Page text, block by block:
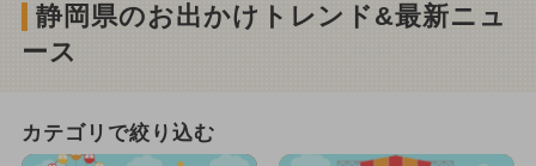
静岡県のお出かけトレンド&最新ニュ
ース
カテゴリで絞り込む